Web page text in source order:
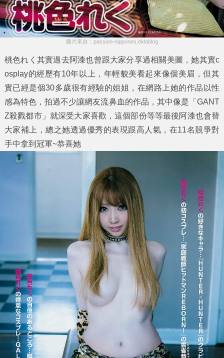
圖片來自：passion-nippones.eklablog
桃色れく其實過去阿漆也曾跟大家分享過相關美圖，她其實c
osplay的經歷有10年以上，年輕貌美看起來像個美眉，但其
實已經是個30多歲很有經驗的姐姐，在網路上她的作品以性
感為特色，拍過不少讓網友流鼻血的作品，其中像是「GANT
Z殺戮都市」就深受大家喜歡，這個部份等等最後阿漆也會替
大家補上，總之她透過優秀的表現跟高人氣，在11名競爭對
手中拿到冠軍~恭喜她